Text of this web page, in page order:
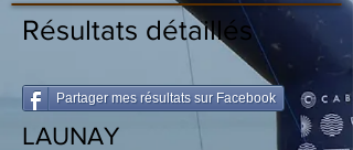
Résultats détaillés
Partager mes résultats sur Facebook
LAUNAY